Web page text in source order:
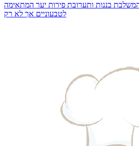
בננות ותערובת פירות יער המתאימה
לטבעוניים אך לא רק